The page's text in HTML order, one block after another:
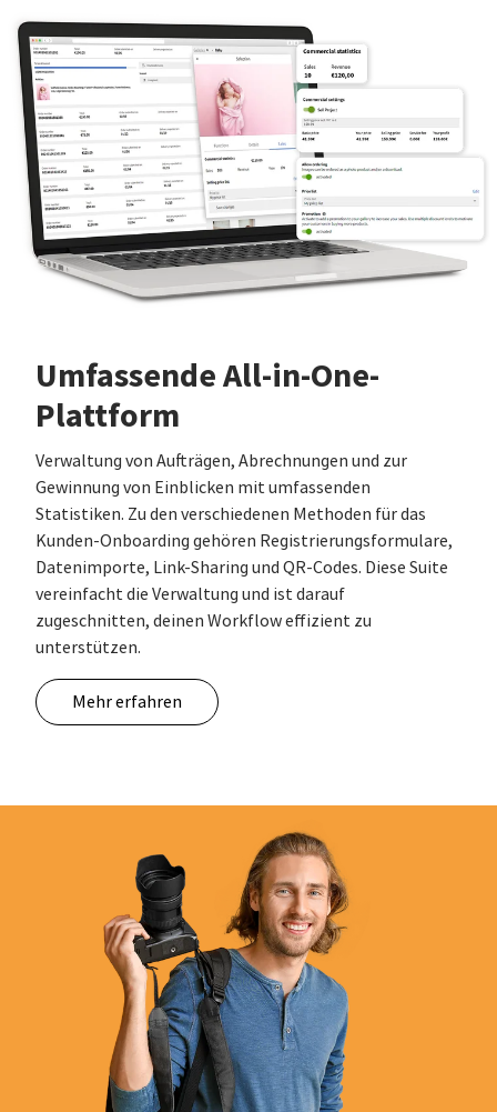
Umfassende All-in-One-
Plattform
Verwaltung von Aufträgen, Abrechnungen und zur
Gewinnung von Einblicken mit umfassenden
Statistiken. Zu den verschiedenen Methoden für das
Kunden-Onboarding gehören Registrierungsformulare,
Datenimporte, Link-Sharing und QR-Codes. Diese Suite
vereinfacht die Verwaltung und ist darauf
zugeschnitten, deinen Workflow effizient zu
unterstützen.
Mehr erfahren